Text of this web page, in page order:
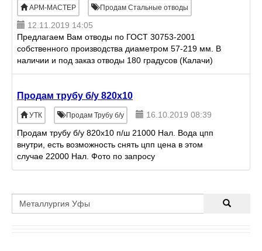
АРМ-МАСТЕР Продам Стальные отводы
12.11.2019 14:05
Предлагаем Вам отводы по ГОСТ 30753-2001
собственного производства диаметром 57-219 мм. В
наличии и под заказ отводы 180 градусов (Калачи)
диаметром 108, 114, 159 мм. Так же имеется линия
Продам трубу б/у 820х10
УТК Продам Трубу б/у
16.10.2019 08:39
Продам трубу б/у 820х10 п/ш 21000 Нал. Вода цпп
внутри, есть возможность снять цпп цена в этом
случае 22000 Нал. Фото по запросу